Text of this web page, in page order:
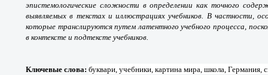
эпистемологические сложности в определении как точного
выявляемых в текстах и иллюстрациях учебников. В частности,
которые транслируются путем латентного учебного процесса,
в контексте и подтексте учебников.
Ключевые слова: буквари, учебники, картина мира, школа, Германия,